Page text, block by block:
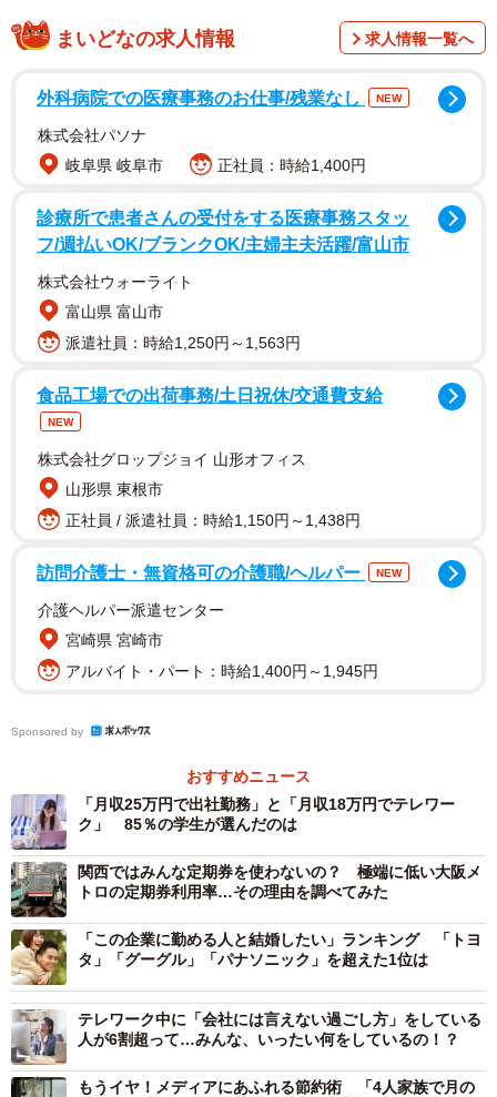
進まぬ電子化…紙文化の職場
Nさんは、正社員で営業事務の仕事をしています。電車に乗
り、出勤し、帰宅するという一般的な勤務スタイルです。
んど変わらない仕事をこなしていました。
世間がテレワークへの移行準備をはじめる中、Nさんの会社
では一向に準備が進みませんでした。その理由は、Nさんの
会社が「紙文化」の職場であったためです。
近年、環境保護や経費削減のためにデジタル化が進む企業
もある中、Nさんの会社ではペーパーレス、デジタル化が実
現していなかったのです。
もちろん、デジタル化が進んでいなくても、書類を社外に
セキュリティの問題上、盗難や紛失のリスクも伴うため、N
さんの会社では書類を持ち出すことが禁止されていまし
た。
め、これもテレワークの促進を妨げている原因の一つにな
っていました。書類を電子化させるシステムを導入しない
限り、テレワークに100%移行するのはとても難しく、それ
を実行するには会社の予算も必要となるので中々思うよう
に進みませんでした。
テレワーク導入で、貴重な有給休暇が…
新型コロナウイルスが流行して1年半が経った頃、ようやく
一部業務を家でもできるようになりました。緊急時など在
宅で仕事がしたい際に、従業員が申し出ることでテレワー
クができるようになったのです。
まいどなの求人情報 求人情報一覧へ
外科病院での医療事務のお仕事/残業なし NEW
株式会社パソナ
岐阜県 岐阜市
正社員：時給1,400円
診療所で患者さんの受付をする医療事務スタッ
フ/週払いOK/ブランクOK/主婦主夫活躍/富山市
株式会社ウォーライト
富山県 富山市
派遣社員：時給1,250円～1,563円
食品工場での出荷事務/土日祝休/交通費支給
NEW
株式会社グロップジョイ 山形オフィス
山形県 東根市
正社員 / 派遣社員：時給1,150円～1,438円
訪問介護士・無資格可の介護職/ヘルパー NEW
介護ヘルパー派遣センター
宮崎県 宮崎市
アルバイト・パート：時給1,400円～1,945円
Sponsored by
おすすめニュース
「月収25万円で出社勤務」と「月収18万円でテレワー
ク」 85％の学生が選んだのは
関西ではみんな定期券を使わないの？ 極端に低い大阪メ
トロの定期券利用率…その理由を調べてみた
「この企業に勤める人と結婚したい」ランキング 「トヨ
タ」「グーグル」「パナソニック」を超えた1位は
テレワーク中に「会社には言えない過ごし方」をしている
人が6割超って…みんな、いったい何をしているの！？
もうイヤ！メディアにあふれる節約術 「4人家族で月の